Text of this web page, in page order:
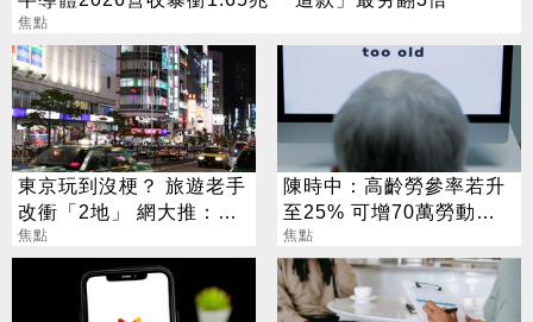
焦點
東京玩到沒梗？ 旅遊老手
改衝「2地」 網大推：去
了回不來
焦點
陳時中：高齡勞參率若升
至25% 可增70萬勞動人
口
焦點